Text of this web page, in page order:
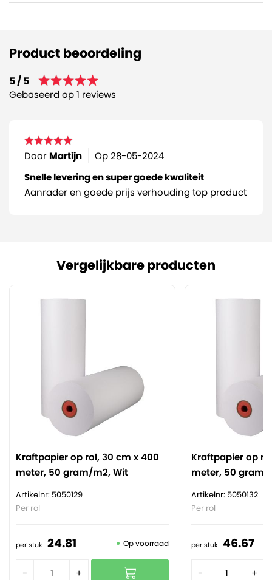
Product beoordeling
5 / 5
Gebaseerd op 1 reviews
Door Martijn Op28-05-2024
Snelle levering en super goede kwaliteit
Aanrader en goede prijs verhouding top product
Vergelijkbare producten
Kraftpapier op rol, 30 cm x 400
meter, 50 gram/m2, Wit
Artikelnr: 5050129
Per rol
per stuk 24.81 Op voorraad
- +
Kraftpapier op
meter, 50 gram/
Artikelnr: 5050132
Per rol
per stuk 46.67
- +